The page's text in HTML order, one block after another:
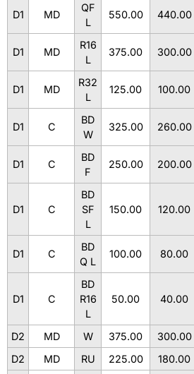
D1 MD
QF
L
550.00 440.00
D1 MD
R16
L
375.00 300.00
D1 MD
R32
L
125.00 100.00
D1 C
BD
W
325.00 260.00
D1 C
BD
F
250.00 200.00
D1 C
BD
SF
L
150.00 120.00
D1 C
BD
Q L
100.00 80.00
D1 C
BD
R16
L
50.00 40.00
D2 MD W 375.00 300.00
D2
MD RU 225.00 180.00